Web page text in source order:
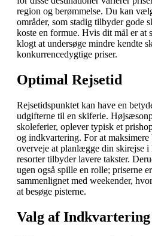
region og berømmelse. Du kan
områder, som stadig tilbyder gode
koste en formue. Hvis dit mål er at
klogt at undersøge mindre kendte
konkurrencedygtige priser.
Optimal Rejsetid
Rejsetidspunktet kan have en
udgifterne til en skiferie.
skoleferier, oplever typisk et
og indkvartering. For at maksimere
overveje at planlægge din skirejse
resorter tilbyder lavere takster.
ugen også spille en rolle; priserne
sammenlignet med weekender,
at besøge pisterne.
Valg af Indkvartering